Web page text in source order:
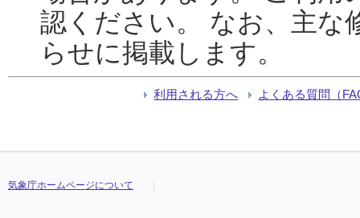
認ください。 なお、主な
らせに掲載します。
利用される方へ よくある質問（
気象庁ホームページについて